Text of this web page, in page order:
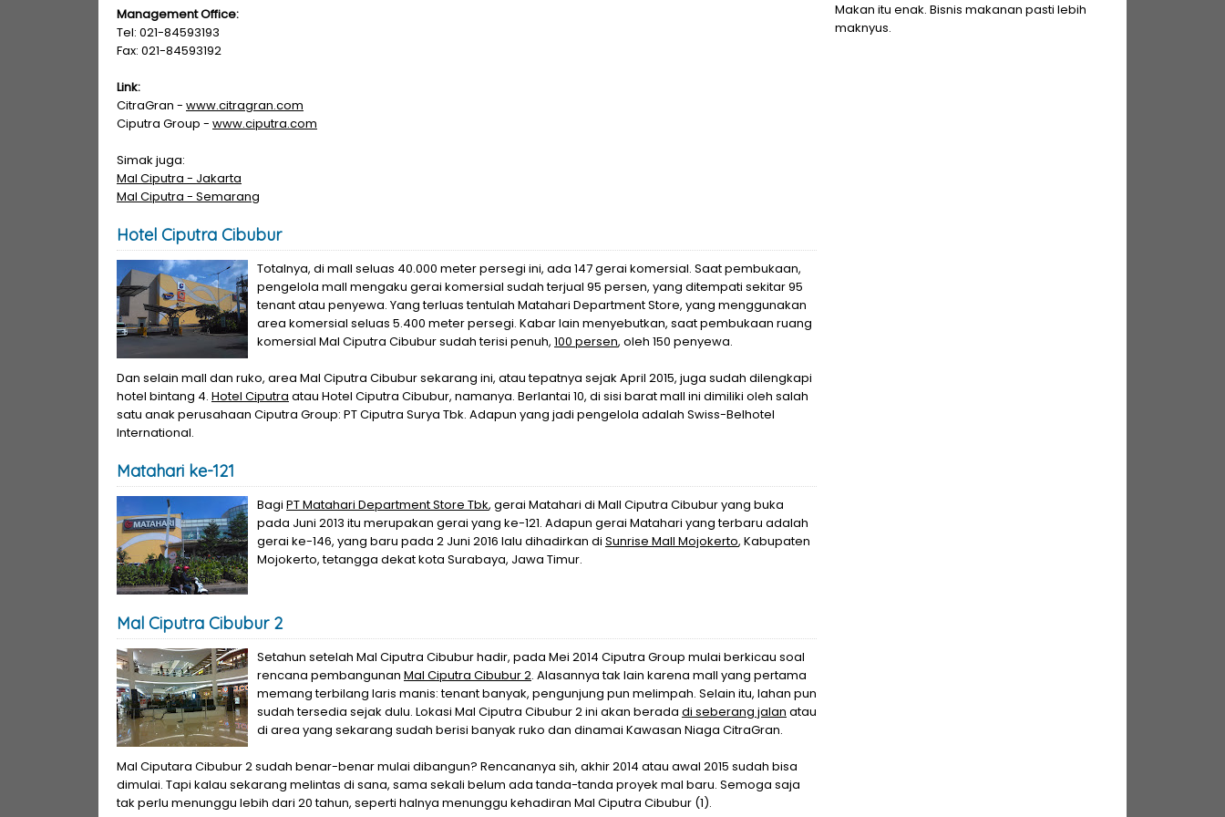
Management Office:
Tel: 021-84593193
Fax: 021-84593192
Link:
CitraGran - www.citragran.com
Ciputra Group - www.ciputra.com
Simak juga:
Mal Ciputra - Jakarta
Mal Ciputra - Semarang
Hotel Ciputra Cibubur
Totalnya, di mall seluas 40.000 meter persegi ini, ada 147 gerai komersial. Saat pembukaan,
pengelola mall mengaku gerai komersial sudah terjual 95 persen, yang ditempati sekitar 95
tenant atau penyewa. Yang terluas tentulah Matahari Department Store, yang menggunakan
area komersial seluas 5.400 meter persegi. Kabar lain menyebutkan, saat pembukaan ruang
komersial Mal Ciputra Cibubur sudah terisi penuh, 100 persen, oleh 150 penyewa.
Dan selain mall dan ruko, area Mal Ciputra Cibubur sekarang ini, atau tepatnya sejak April 2015, juga sudah dilengkapi
hotel bintang 4. Hotel Ciputra atau Hotel Ciputra Cibubur, namanya. Berlantai 10, di sisi barat mall ini dimiliki oleh salah
satu anak perusahaan Ciputra Group: PT Ciputra Surya Tbk. Adapun yang jadi pengelola adalah Swiss-Belhotel
International.
Matahari ke-121
Bagi PT Matahari Department Store Tbk, gerai Matahari di Mall Ciputra Cibubur yang buka
pada Juni 2013 itu merupakan gerai yang ke-121. Adapun gerai Matahari yang terbaru adalah
gerai ke-146, yang baru pada 2 Juni 2016 lalu dihadirkan di Sunrise Mall Mojokerto, Kabupaten
Mojokerto, tetangga dekat kota Surabaya, Jawa Timur.
Mal Ciputra Cibubur 2
Setahun setelah Mal Ciputra Cibubur hadir, pada Mei 2014 Ciputra Group mulai berkicau soal
rencana pembangunan Mal Ciputra Cibubur 2. Alasannya tak lain karena mall yang pertama
memang terbilang laris manis: tenant banyak, pengunjung pun melimpah. Selain itu, lahan pun
sudah tersedia sejak dulu. Lokasi Mal Ciputra Cibubur 2 ini akan berada di seberang jalan atau
di area yang sekarang sudah berisi banyak ruko dan dinamai Kawasan Niaga CitraGran.
Mal Ciputara Cibubur 2 sudah benar-benar mulai dibangun? Rencananya sih, akhir 2014 atau awal 2015 sudah bisa
dimulai. Tapi kalau sekarang melintas di sana, sama sekali belum ada tanda-tanda proyek mal baru. Semoga saja
tak perlu menunggu lebih dari 20 tahun, seperti halnya menunggu kehadiran Mal Ciputra Cibubur (1).
Makan itu enak. Bisnis makanan pasti lebih
maknyus.